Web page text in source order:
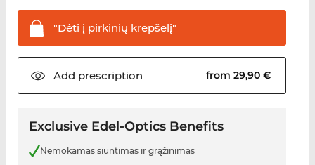
"Dėti į pirkinių krepšelį"
Add prescription from 29,90 €
Exclusive Edel-Optics Benefits
Nemokamas siuntimas ir grąžinimas